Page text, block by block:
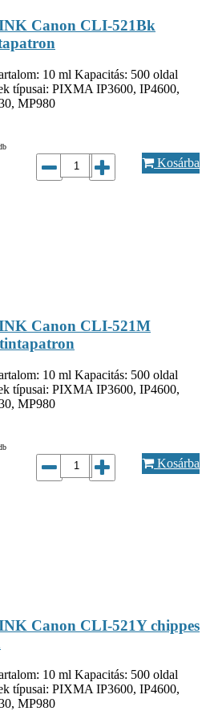
Canon CLI-521Bk
10 ml Kapacitás: 500 oldal
típusai: PIXMA IP3600, IP4600,
MP980
Kosárba
Canon CLI-521M
10 ml Kapacitás: 500 oldal
típusai: PIXMA IP3600, IP4600,
MP980
Kosárba
Canon CLI-521Y chippes
10 ml Kapacitás: 500 oldal
típusai: PIXMA IP3600, IP4600,
MP980